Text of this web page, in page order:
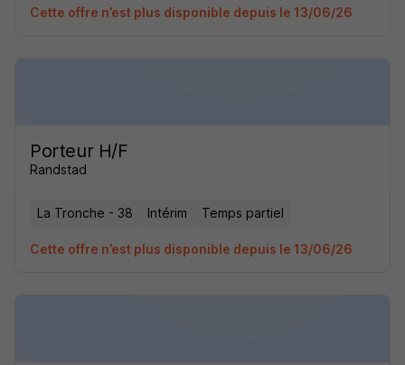
Cette offre n’est plus disponible depuis le 13/06/26
Porteur H/F
Randstad
La Tronche - 38 Intérim Temps partiel
Cette offre n’est plus disponible depuis le 13/06/26